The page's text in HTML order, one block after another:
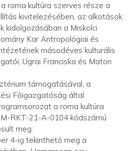
roma kultúra szerves része a
kivitelezésében, az alkotások
kidolgozásában a Miskolci
Kar Antropológiai és
másodéves kulturális
Ugrai Franciska és Maton
támogatásával, a
Főigazgatóság által
a roma kultúra
RKT-21-A-0104 kódszámú
meg.
4-ig tekinthető meg a